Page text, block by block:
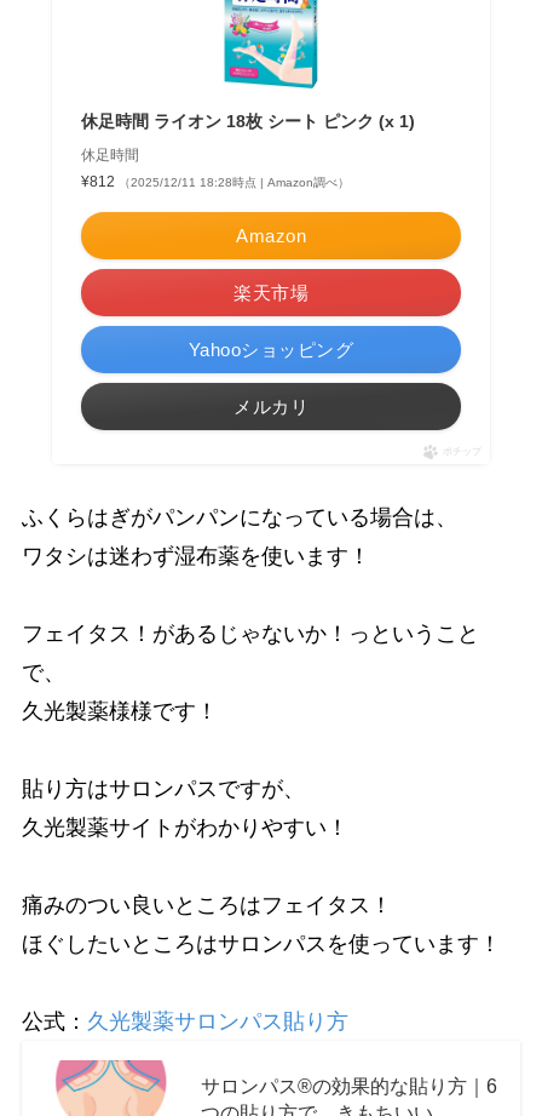
休足時間 ライオン 18枚 シート ピンク (x 1)
休足時間
¥812
（2025/12/11 18:28時点 | Amazon調べ）
Amazon
楽天市場
Yahooショッピング
メルカリ
ポチップ
ふくらはぎがパンパンになっている場合は、
ワタシは迷わず湿布薬を使います！
フェイタス！があるじゃないか！っということ
で、
久光製薬様様です！
貼り方はサロンパスですが、
久光製薬サイトがわかりやすい！
痛みのつい良いところはフェイタス！
ほぐしたいところはサロンパスを使っています！
公式： 久光製薬サロンパス貼り方
サロンパス®の効果的な貼り方｜6